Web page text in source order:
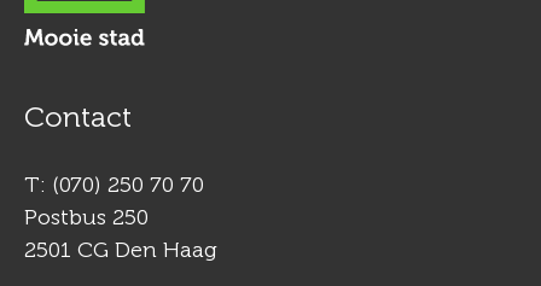
Contact
T: (070) 250 70 70
Postbus 250
2501 CG Den Haag